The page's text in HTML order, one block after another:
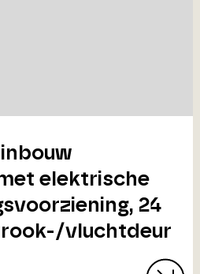
elektrische
24
vluchtdeur